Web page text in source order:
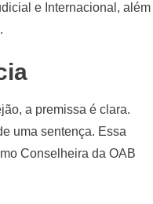
e Internacional, além
a premissa é clara.
uma sentença. Essa
Conselheira da OAB